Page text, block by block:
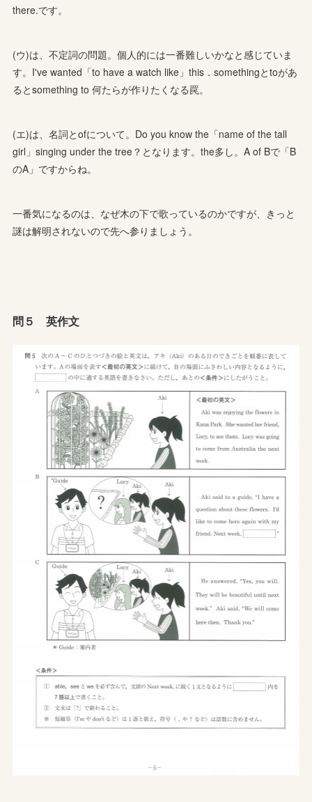
there.です。
(ウ)は、不定詞の問題。個人的には一番難しいかなと感じていま
す。I've wanted「to have a watch like」this．somethingとtoがあ
るとsomething to 何たらが作りたくなる罠。
(エ)は、名詞とofについて。Do you know the「name of the tall
girl」singing under the tree？となります。the多し。A of Bで「B
のA」ですからね。
一番気になるのは、なぜ木の下で歌っているのかですが、きっと
謎は解明されないので先へ参りましょう。
問５ 英作文